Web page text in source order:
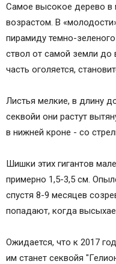
Самое высокое дерево в
возрастом. В
пирамиду темно-
ствол от самой земли до
часть оголяется,
Листья мелкие, в длину
секвойи они растут
в нижней кроне - со
Шишки этих гигантов
примерно 1,5-3,5 см.
спустя 8-9 месяцев
попадают, когда
Ожидается, что к 2017
им станет секвойя